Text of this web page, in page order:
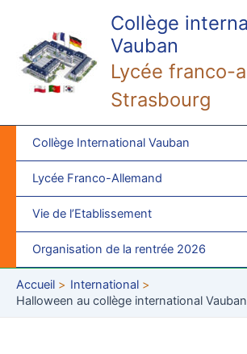
contenu
Collège
Vauban
Lycée franco-
Strasbourg
Collège International Vauban
Lycée Franco-Allemand
Vie de l’Etablissement
Organisation de la rentrée 2026
Accueil
International
Halloween au collège international Vauban